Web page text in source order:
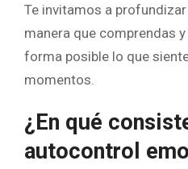
Te invitamos a
manera que comprendas
forma posible lo que
momentos.
¿En qué
autocontrol